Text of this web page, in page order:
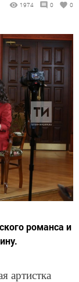
1974 0 0
романса и
артистка